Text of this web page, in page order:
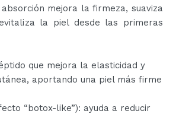
mejora la firmeza, suaviza
la piel desde las primeras
que mejora la elasticidad y
aportando una piel más firme
“botox-like”): ayuda a reducir